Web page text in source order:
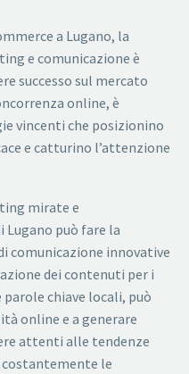
a Lugano, la
e comunicazione è
successo sul mercato
online, è
vincenti che posizionino
e catturino l’attenzione
mirate e
può fare la
comunicazione innovative
dei contenuti per i
chiave locali, può
online e a generare
attenti alle tendenze
le